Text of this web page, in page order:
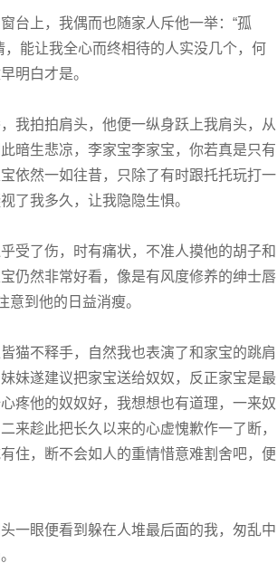
台上，我偶而也随家人斥他一举：“孤
能让我全心而终相待的人实没几个，何
明白才是。
我拍拍肩头，他便一纵身跃上我肩头，从
暗生悲凉，李家宝李家宝，你若真是只有
依然一如往昔，只除了有时跟托托玩打一
了我多久，让我隐隐生惧。
受了伤，时有痛状，不准人摸他的胡子和
仍然非常好看，像是有风度修养的绅士唇
意到他的日益消瘦。
猫不释手，自然我也表演了和家宝的跳肩
妹遂建议把家宝送给奴奴，反正家宝是最
疼他的奴奴好，我想想也有道理，一来奴
来趁此把长久以来的心虚愧歉作一了断，
住，断不会如人的重情惜意难割舍吧，便
一眼便看到躲在人堆最后面的我，匆乱中